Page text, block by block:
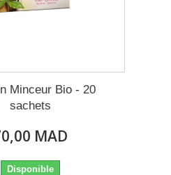
Minceur Bio - 20
sachets
MAD
Disponible